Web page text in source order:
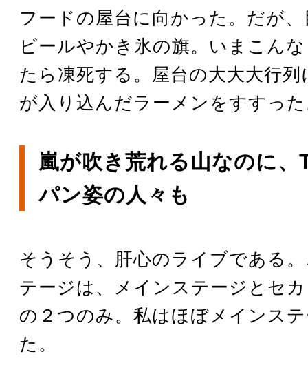
フードの屋台に向かった。だが
ビールやかき氷の旗。いまこん
たら凍死する。屋台の大大大行列
が入り込んだラーメンをすすっ
嵐が吹き荒れる山なのに、
パン姿の人々も
そうそう、肝心のライブである
テージは、メインステージとセ
の２つのみ。私はほぼメインス
た。